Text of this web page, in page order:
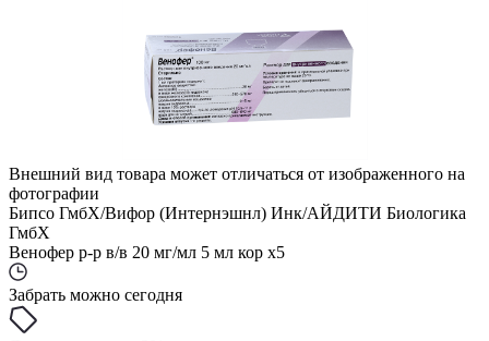
Внешний вид товара может отличаться от изображенного на
фотографии
Бипсо ГмбХ/Вифор (Интернэшнл) Инк/АЙДИТИ Биологика
ГмбХ
Венофер р-р в/в 20 мг/мл 5 мл кор x5
Забрать можно сегодня